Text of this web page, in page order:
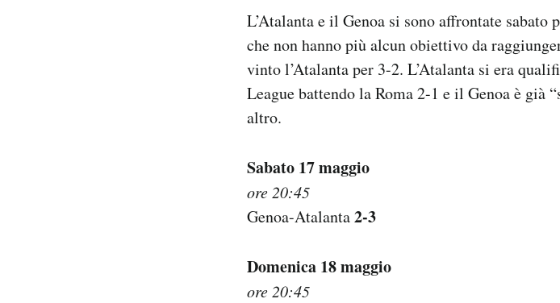
L’Atalanta e il Genoa si sono affrontate sabato
che non hanno più alcun obiettivo da
vinto l’Atalanta per 3-2. L’Atalanta si era
League battendo la Roma 2-1 e il Genoa è già
altro.
Sabato 17 maggio
ore 20:45
Genoa-Atalanta2-3
Domenica 18 maggio
ore 20:45